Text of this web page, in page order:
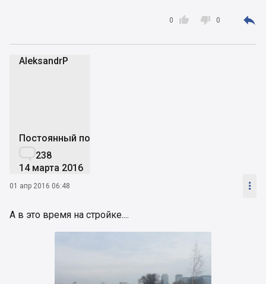

0  0 
AleksandrP
Постоянный пользователь
238
14 марта 2016
01 апр 2016 06:48 
А в это время на стройке....